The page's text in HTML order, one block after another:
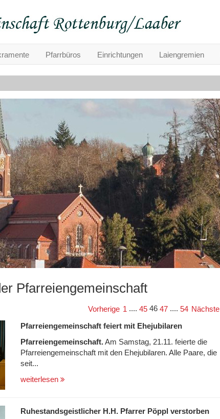
Pfarrbüros Einrichtungen Laiengremien
Pfarreiengemeinschaft
Vorherige 1 .... 45 46 47 .... 54 Nächste
Pfarreiengemeinschaft feiert mit Ehejubilaren
Pfarreiengemeinschaft.Am Samstag, 21.11. feierte die
Pfarreiengemeinschaft mit den Ehejubilaren. Alle Paare, die
seit...
weiterlesen
Ruhestandsgeistlicher H.H. Pfarrer Pöppl verstorben